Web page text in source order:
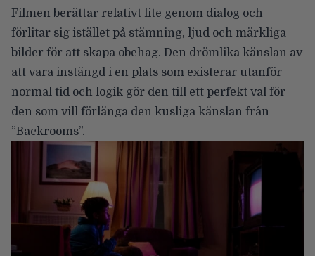
Filmen berättar relativt lite genom dialog och
förlitar sig istället på stämning, ljud och märkliga
bilder för att skapa obehag. Den drömlika känslan av
att vara instängd i en plats som existerar utanför
normal tid och logik gör den till ett perfekt val för
den som vill förlänga den kusliga känslan från
”Backrooms”.